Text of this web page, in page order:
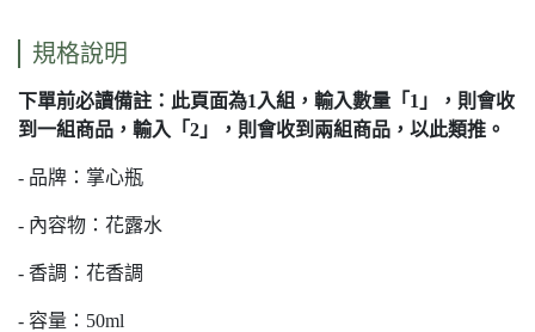
規格說明
下單前必讀備註：此頁面為1入組，輸入數量「1」，則會收
到一組商品，輸入「2」，則會收到兩組商品，以此類推。
- 品牌：掌心瓶
- 內容物：花露水
- 香調：花香調
- 容量：50ml